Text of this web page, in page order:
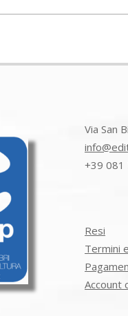
Via San
+39 081
Resi
Termini
Account